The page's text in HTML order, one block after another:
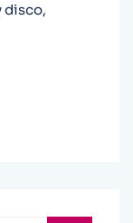
disco,